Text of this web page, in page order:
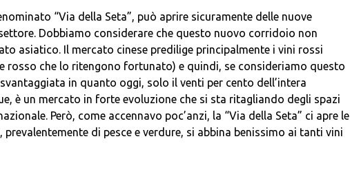
“Via della Seta”, può aprire sicuramente delle nuove
Dobbiamo considerare che questo nuovo corridoio non
asiatico. Il mercato cinese predilige principalmente i vini rossi
che lo ritengono fortunato) e quindi, se consideriamo questo
in quanto oggi, solo il venti per cento dell’intera
è un mercato in forte evoluzione che si sta ritagliando degli spazi
Però, come accennavo poc’anzi, la “Via della Seta” ci apre le
di pesce e verdure, si abbina benissimo ai tanti vini